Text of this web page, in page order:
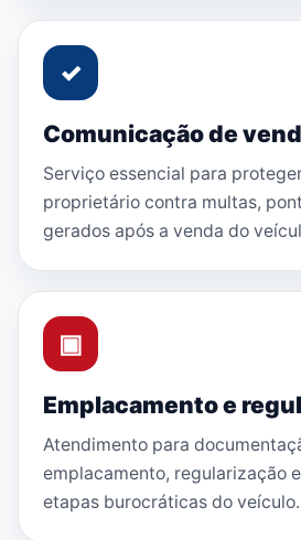
✓
Comunicação de
Serviço essencial para
proprietário contra multas,
gerados após a venda do
▣
Emplacamento e
Atendimento para
emplacamento, regularização
etapas burocráticas do veículo.